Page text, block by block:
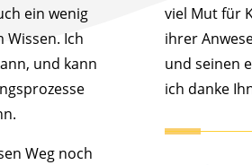
ein wenig
Ich
und kann
Weg noch
viel Mut für
ihrer
und seinen
ich danke